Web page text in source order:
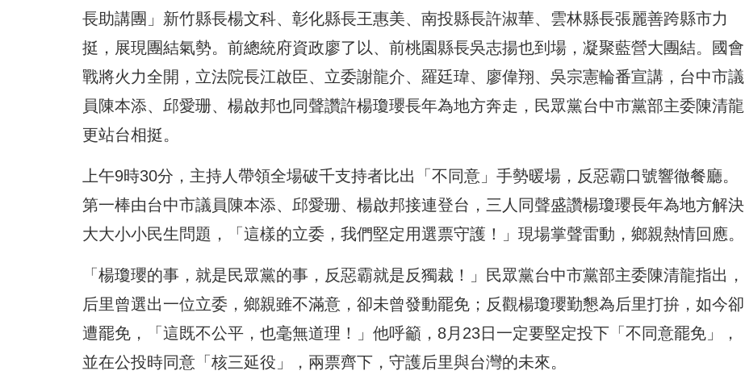
長助講團」新竹縣長楊文科、彰化縣長王惠美、南投縣長許淑華、雲林縣長張麗善跨縣市力
挺，展現團結氣勢。前總統府資政廖了以、前桃園縣長吳志揚也到場，凝聚藍營大團結。國會
戰將火力全開，立法院長江啟臣、立委謝龍介、羅廷瑋、廖偉翔、吳宗憲輪番宣講，台中市議
員陳本添、邱愛珊、楊啟邦也同聲讚許楊瓊瓔長年為地方奔走，民眾黨台中市黨部主委陳清龍
更站台相挺。
上午9時30分，主持人帶領全場破千支持者比出「不同意」手勢暖場，反惡霸口號響徹餐廳。
第一棒由台中市議員陳本添、邱愛珊、楊啟邦接連登台，三人同聲盛讚楊瓊瓔長年為地方解決
大大小小民生問題，「這樣的立委，我們堅定用選票守護！」現場掌聲雷動，鄉親熱情回應。
「楊瓊瓔的事，就是民眾黨的事，反惡霸就是反獨裁！」民眾黨台中市黨部主委陳清龍指出，
后里曾選出一位立委，鄉親雖不滿意，卻未曾發動罷免；反觀楊瓊瓔勤懇為后里打拚，如今卻
遭罷免，「這既不公平，也毫無道理！」他呼籲，8月23日一定要堅定投下「不同意罷免」，
並在公投時同意「核三延役」，兩票齊下，守護后里與台灣的未來。